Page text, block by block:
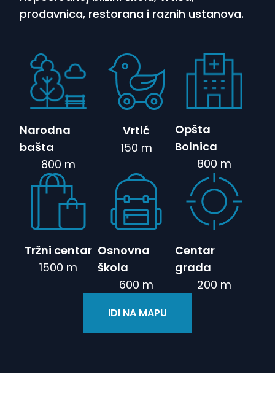
prodavnica, restorana i raznih ustanova.
Narodna
bašta
800 m
Vrtić
150 m
Opšta
Bolnica
800 m
Tržni centar
1500 m
Osnovna
škola
600 m
Centar
grada
200 m
IDI NA MAPU